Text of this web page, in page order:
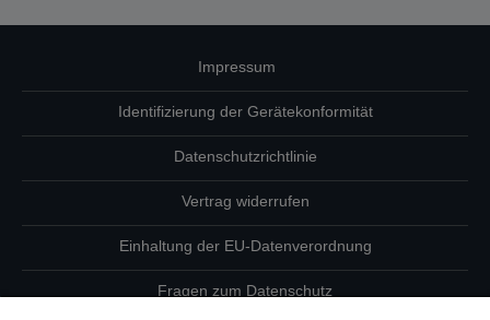
Impressum
Identifizierung der Gerätekonformität
Datenschutzrichtlinie
Vertrag widerrufen
Einhaltung der EU-Datenverordnung
Fragen zum Datenschutz